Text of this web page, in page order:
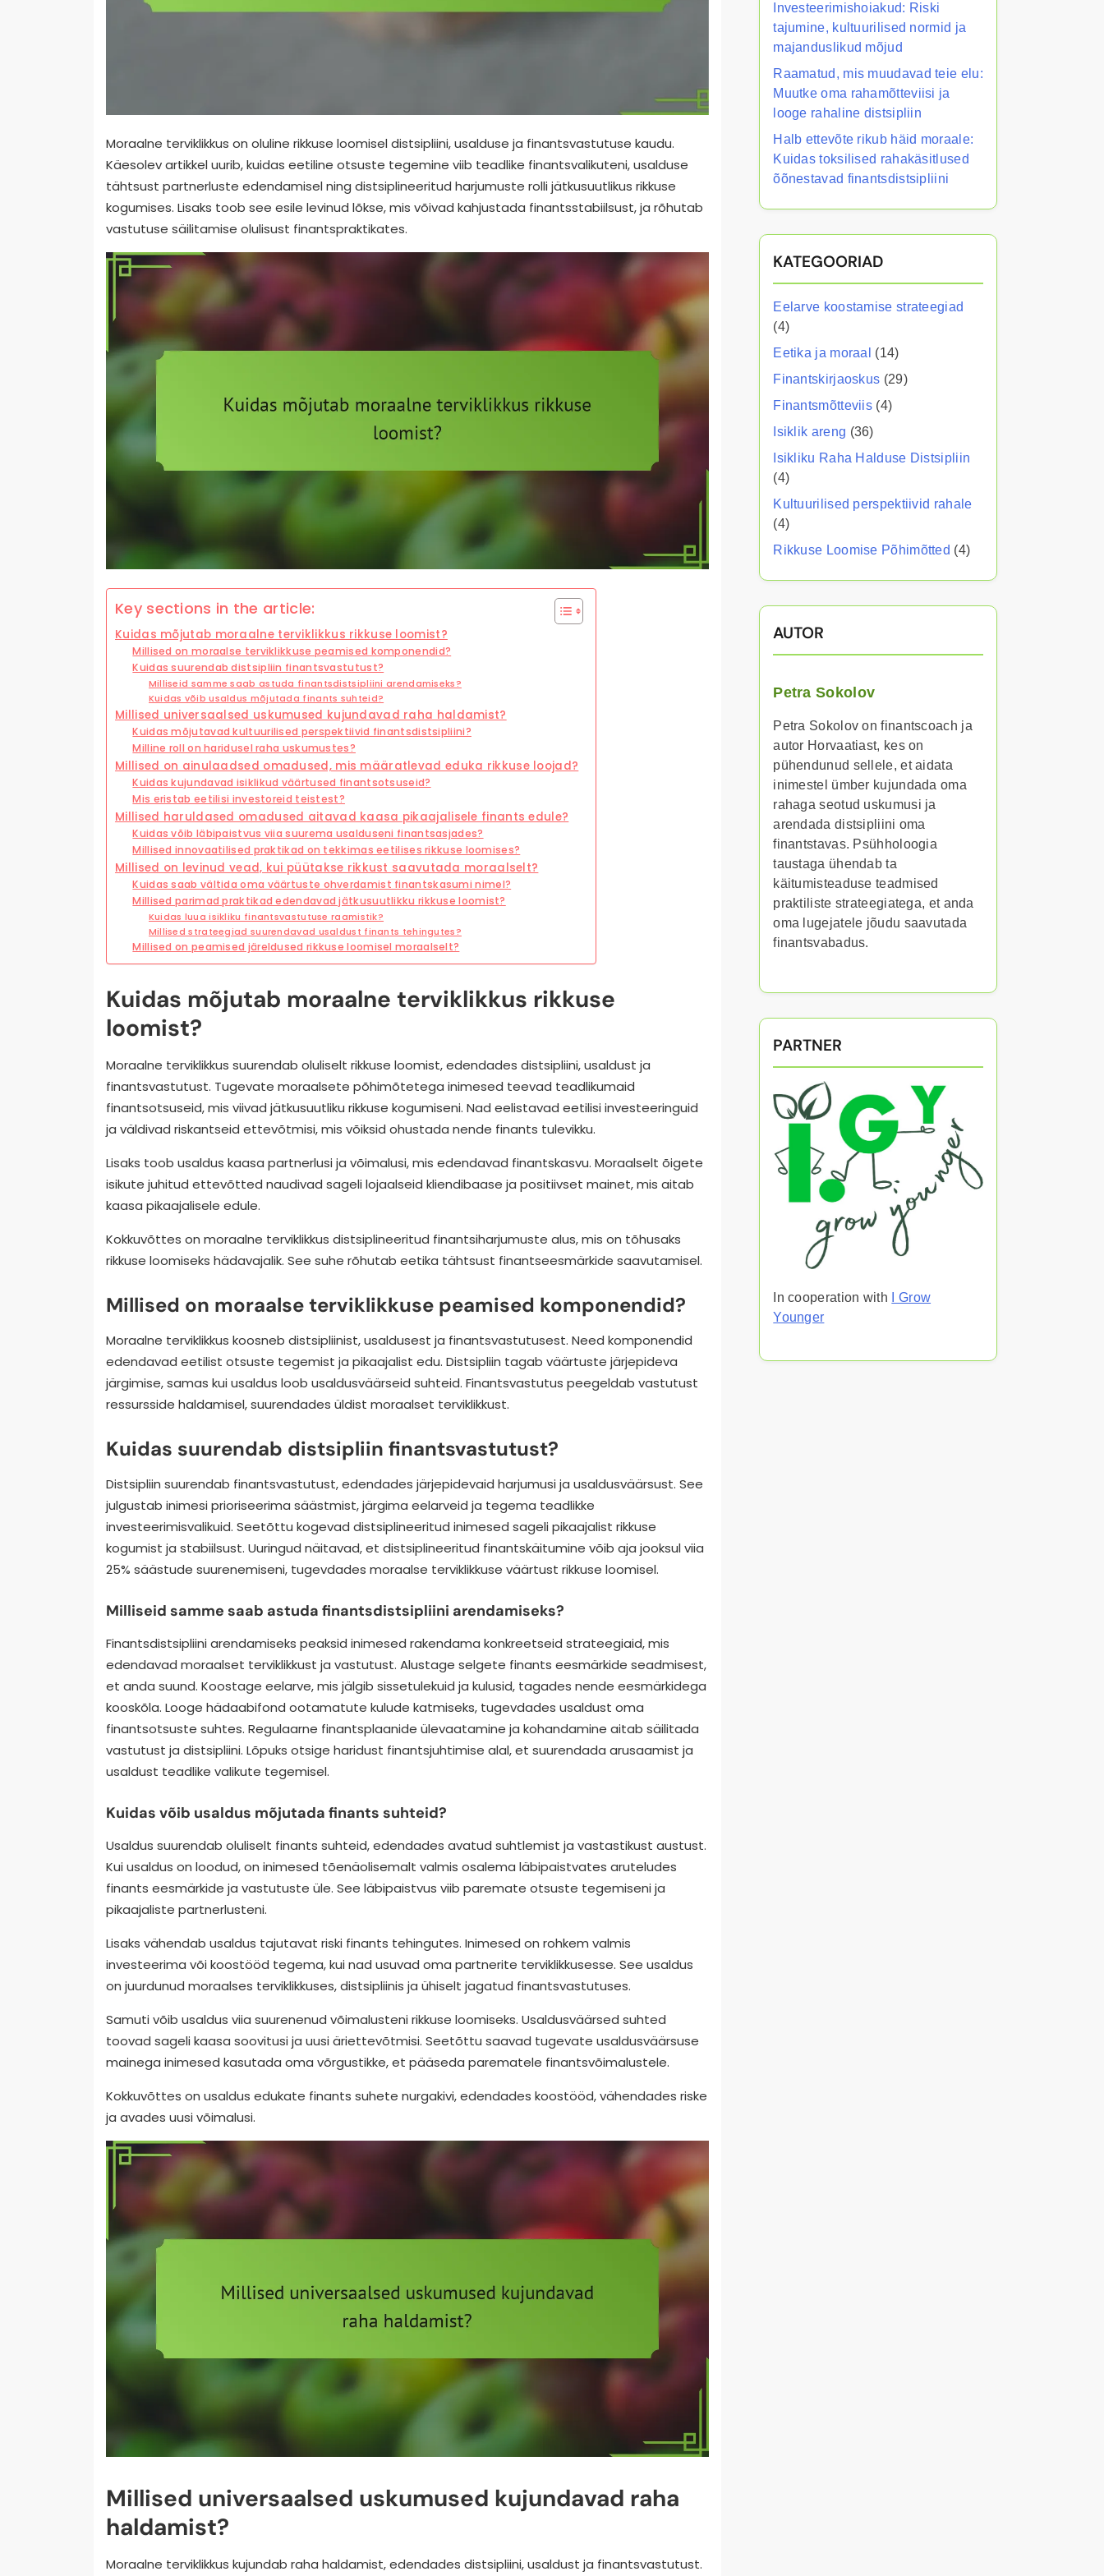
Moraalne terviklikkus on oluline rikkuse loomisel distsipliini, usalduse ja finantsvastutuse kaudu.
Käesolev artikkel uurib, kuidas eetiline otsuste tegemine viib teadlike finantsvalikuteni, usalduse
tähtsust partnerluste edendamisel ning distsiplineeritud harjumuste rolli jätkusuutlikus rikkuse
kogumises. Lisaks toob see esile levinud lõkse, mis võivad kahjustada finantsstabiilsust, ja rõhutab
vastutuse säilitamise olulisust finantspraktikates.
Key sections in the article:
Kuidas mõjutab moraalne terviklikkus rikkuse loomist?
Millised on moraalse terviklikkuse peamised komponendid?
Kuidas suurendab distsipliin finantsvastutust?
Milliseid samme saab astuda finantsdistsipliini arendamiseks?
Kuidas võib usaldus mõjutada finants suhteid?
Millised universaalsed uskumused kujundavad raha haldamist?
Kuidas mõjutavad kultuurilised perspektiivid finantsdistsipliini?
Milline roll on haridusel raha uskumustes?
Millised on ainulaadsed omadused, mis määratlevad eduka rikkuse loojad?
Kuidas kujundavad isiklikud väärtused finantsotsuseid?
Mis eristab eetilisi investoreid teistest?
Millised haruldased omadused aitavad kaasa pikaajalisele finants edule?
Kuidas võib läbipaistvus viia suurema usalduseni finantsasjades?
Millised innovaatilised praktikad on tekkimas eetilises rikkuse loomises?
Millised on levinud vead, kui püütakse rikkust saavutada moraalselt?
Kuidas saab vältida oma väärtuste ohverdamist finantskasumi nimel?
Millised parimad praktikad edendavad jätkusuutlikku rikkuse loomist?
Kuidas luua isikliku finantsvastutuse raamistik?
Millised strateegiad suurendavad usaldust finants tehingutes?
Millised on peamised järeldused rikkuse loomisel moraalselt?
Kuidas mõjutab moraalne terviklikkus rikkuse
loomist?
Moraalne terviklikkus suurendab oluliselt rikkuse loomist, edendades distsipliini, usaldust ja
finantsvastutust. Tugevate moraalsete põhimõtetega inimesed teevad teadlikumaid
finantsotsuseid, mis viivad jätkusuutliku rikkuse kogumiseni. Nad eelistavad eetilisi investeeringuid
ja väldivad riskantseid ettevõtmisi, mis võiksid ohustada nende finants tulevikku.
Lisaks toob usaldus kaasa partnerlusi ja võimalusi, mis edendavad finantskasvu. Moraalselt õigete
isikute juhitud ettevõtted naudivad sageli lojaalseid kliendibaase ja positiivset mainet, mis aitab
kaasa pikaajalisele edule.
Kokkuvõttes on moraalne terviklikkus distsiplineeritud finantsiharjumuste alus, mis on tõhusaks
rikkuse loomiseks hädavajalik. See suhe rõhutab eetika tähtsust finantseesmärkide saavutamisel.
Millised on moraalse terviklikkuse peamised komponendid?
Moraalne terviklikkus koosneb distsipliinist, usaldusest ja finantsvastutusest. Need komponendid
edendavad eetilist otsuste tegemist ja pikaajalist edu. Distsipliin tagab väärtuste järjepideva
järgimise, samas kui usaldus loob usaldusväärseid suhteid. Finantsvastutus peegeldab vastutust
ressursside haldamisel, suurendades üldist moraalset terviklikkust.
Kuidas suurendab distsipliin finantsvastutust?
Distsipliin suurendab finantsvastutust, edendades järjepidevaid harjumusi ja usaldusväärsust. See
julgustab inimesi prioriseerima säästmist, järgima eelarveid ja tegema teadlikke
investeerimisvalikuid. Seetõttu kogevad distsiplineeritud inimesed sageli pikaajalist rikkuse
kogumist ja stabiilsust. Uuringud näitavad, et distsiplineeritud finantskäitumine võib aja jooksul viia
25% säästude suurenemiseni, tugevdades moraalse terviklikkuse väärtust rikkuse loomisel.
Milliseid samme saab astuda finantsdistsipliini arendamiseks?
Finantsdistsipliini arendamiseks peaksid inimesed rakendama konkreetseid strateegiaid, mis
edendavad moraalset terviklikkust ja vastutust. Alustage selgete finants eesmärkide seadmisest,
et anda suund. Koostage eelarve, mis jälgib sissetulekuid ja kulusid, tagades nende eesmärkidega
kooskõla. Looge hädaabifond ootamatute kulude katmiseks, tugevdades usaldust oma
finantsotsuste suhtes. Regulaarne finantsplaanide ülevaatamine ja kohandamine aitab säilitada
vastutust ja distsipliini. Lõpuks otsige haridust finantsjuhtimise alal, et suurendada arusaamist ja
usaldust teadlike valikute tegemisel.
Kuidas võib usaldus mõjutada finants suhteid?
Usaldus suurendab oluliselt finants suhteid, edendades avatud suhtlemist ja vastastikust austust.
Kui usaldus on loodud, on inimesed tõenäolisemalt valmis osalema läbipaistvates aruteludes
finants eesmärkide ja vastutuste üle. See läbipaistvus viib paremate otsuste tegemiseni ja
pikaajaliste partnerlusteni.
Lisaks vähendab usaldus tajutavat riski finants tehingutes. Inimesed on rohkem valmis
investeerima või koostööd tegema, kui nad usuvad oma partnerite terviklikkusesse. See usaldus
on juurdunud moraalses terviklikkuses, distsipliinis ja ühiselt jagatud finantsvastutuses.
Samuti võib usaldus viia suurenenud võimalusteni rikkuse loomiseks. Usaldusväärsed suhted
toovad sageli kaasa soovitusi ja uusi äriettevõtmisi. Seetõttu saavad tugevate usaldusväärsuse
mainega inimesed kasutada oma võrgustikke, et pääseda parematele finantsvõimalustele.
Kokkuvõttes on usaldus edukate finants suhete nurgakivi, edendades koostööd, vähendades riske
ja avades uusi võimalusi.
Millised universaalsed uskumused kujundavad raha
haldamist?
Moraalne terviklikkus kujundab raha haldamist, edendades distsipliini, usaldust ja finantsvastutust.
Investeerimishoiakud: Riski
tajumine, kultuurilised normid ja
majanduslikud mõjud
Raamatud, mis muudavad teie elu:
Muutke oma rahamõtteviisi ja
looge rahaline distsipliin
Halb ettevõte rikub häid moraale:
Kuidas toksilised rahakäsitlused
õõnestavad finantsdistsipliini
KATEGOORIAD
Eelarve koostamise strateegiad
(4)
Eetika ja moraal
(14)
Finantskirjaoskus (29)
Finantsmõtteviis (4)
Isiklik areng (36)
Isikliku Raha Halduse Distsipliin
(4)
Kultuurilised perspektiivid rahale
(4)
Rikkuse Loomise Põhimõtted (4)
AUTOR
Petra Sokolov
Petra Sokolov on finantscoach ja
autor Horvaatiast, kes on
pühendunud sellele, et aidata
inimestel ümber kujundada oma
rahaga seotud uskumusi ja
arendada distsipliini oma
finantstavas. Psühholoogia
taustaga ühendab ta
käitumisteaduse teadmised
praktiliste strateegiatega, et anda
oma lugejatele jõudu saavutada
finantsvabadus.
PARTNER
In cooperation with
I Grow
Younger